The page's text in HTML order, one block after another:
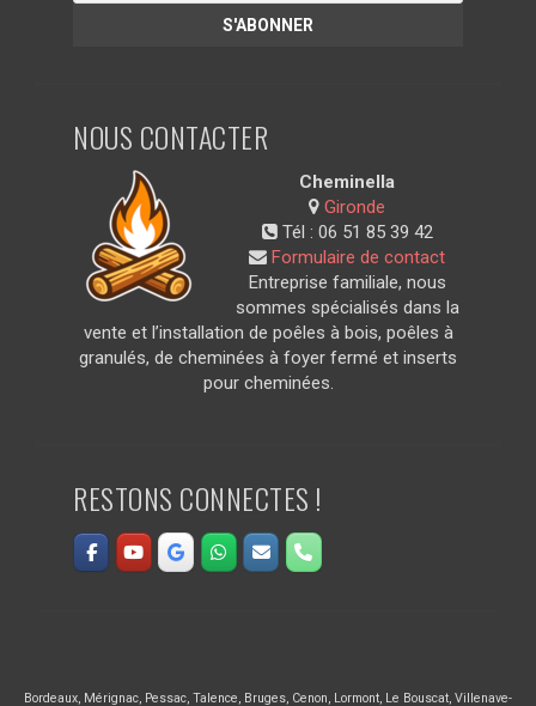
NOUS CONTACTER
Cheminella
Gironde
Tél : 06 51 85 39 42
Formulaire de contact
Entreprise familiale, nous
sommes spécialisés dans la
vente et l’installation de poêles à bois, poêles à
granulés, de cheminées à foyer fermé et inserts
pour cheminées.
RESTONS CONNECTES !
Bordeaux, Mérignac, Pessac, Talence, Bruges, Cenon, Lormont, Le Bouscat, Villenave-